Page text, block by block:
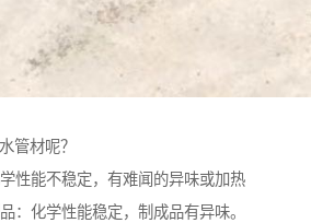
管材呢？
性能不稳定，有难闻的异味或加热
：化学性能稳定，制成品有异味。